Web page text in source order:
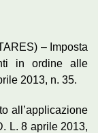
– Imposta
in ordine alle
2013, n. 35.
all’applicazione
L. 8 aprile 2013,